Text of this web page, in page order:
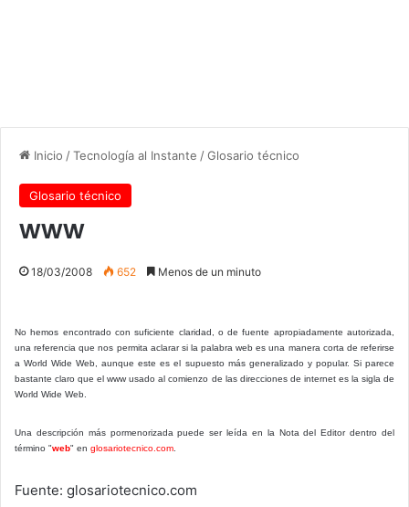
Inicio /Tecnología al Instante /Glosario técnico
Glosario técnico
www
18/03/2008 652 Menos de un minuto
No hemos encontrado con suficiente claridad, o de fuente apropiadamente autorizada,
una referencia que nos permita aclarar si la palabra web es una manera corta de referirse
a World Wide Web, aunque este es el supuesto más generalizado y popular. Si parece
bastante claro que el www usado al comienzo de las direcciones de internet es la sigla de
World Wide Web.
Una descripción más pormenorizada puede ser leída en la Nota del Editor dentro del
término "web" en glosariotecnico.com
Fuente: glosariotecnico.com